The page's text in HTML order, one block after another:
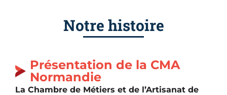
Notre histoire
Présentation de la CMA
Normandie
La Chambre de Métiers et de l’Artisanat de